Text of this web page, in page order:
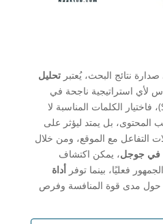
نتائج البحث، يُعتبر تحليل
لأي استراتيجية ناجحة في
تحسين محركات البحث (SEO)، فاختيار الكلمات المناسبة لا
بل يمتد ليؤثر على
التفاعل مع الموقع، ومن خلال
في جوجل، يمكن اكتشاف
فعليًا، بينما توفر أداة
حول مدى قوة المنافسة وفرص